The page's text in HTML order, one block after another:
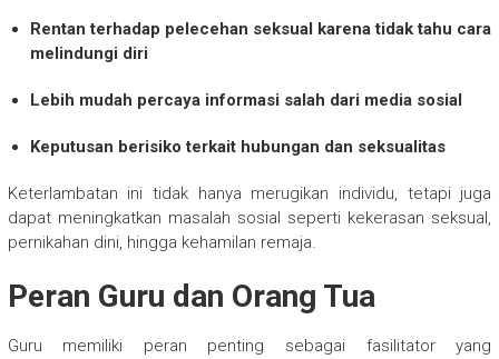
Rentan terhadap pelecehan seksual karena tidak tahu cara
melindungi diri
Lebih mudah percaya informasi salah dari media sosial
Keputusan berisiko terkait hubungan dan seksualitas
Keterlambatan ini tidak hanya merugikan individu, tetapi juga
dapat meningkatkan masalah sosial seperti kekerasan seksual,
pernikahan dini, hingga kehamilan remaja.
Peran Guru dan Orang Tua
Guru memiliki peran penting sebagai fasilitator yang